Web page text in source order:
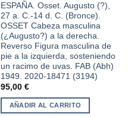
Añadir
a la
lista de
ESPAÑA. Osset. Augusto (?),
27 a. C.-14 d. C. (Bronce).
OSSET Cabeza masculina
(¿Augusto?) a la derecha.
Reverso Figura masculina de
pie a la izquierda, sosteniendo
un racimo de uvas. FAB (Abh)
1949. 2020-18471 (3194)
95,00 €
AÑADIR AL CARRITO